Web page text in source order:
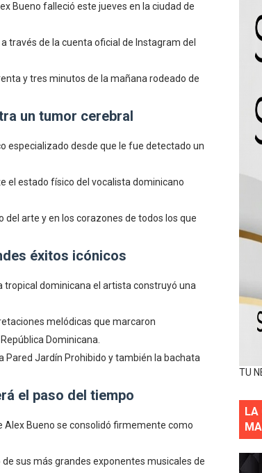
Bueno falleció este jueves en la ciudad de
través de la cuenta oficial de Instagram del
y tres minutos de la mañana rodeado de
un tumor cerebral
especializado desde que le fue detectado un
el estado físico del vocalista dominicano
arte y en los corazones de todos los que
éxitos icónicos
tropical dominicana el artista construyó una
melódicas que marcaron
Dominicana.
Pared Jardín Prohibido y también la bachata
el paso del tiempo
Alex Bueno se consolidó firmemente como
sus más grandes exponentes musicales de
TU
LA